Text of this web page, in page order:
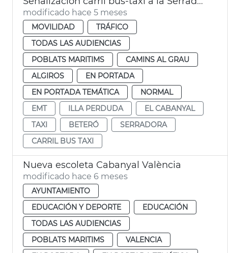
modificado hace 5 meses
MOVILIDAD
TRÁFICO
TODAS LAS AUDIENCIAS
POBLATS MARITIMS
CAMINS AL GRAU
ALGIROS
EN PORTADA
EN PORTADA TEMÁTICA
NORMAL
EMT
ILLA PERDUDA
EL CABANYAL
TAXI
BETERÓ
SERRADORA
CARRIL BUS TAXI
Nueva escoleta Cabanyal València
modificado hace 6 meses
AYUNTAMIENTO
EDUCACIÓN Y DEPORTE
EDUCACIÓN
TODAS LAS AUDIENCIAS
POBLATS MARITIMS
VALENCIA